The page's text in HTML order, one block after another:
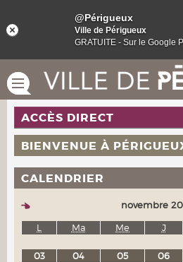
ACCÈS DIRECT
BIENVENUE À
CALENDRIER
novembre
L
Ma Me J
03
04 05 06
@Périgueux
Ville de Périgueux
GRATUITE - Sur le Google